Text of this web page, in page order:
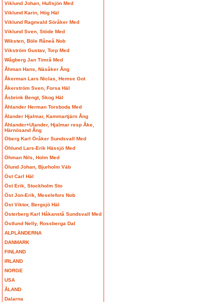
Viklund Johan, Hullsjön Med
Viklund Karin, Hög Häl
Viklund Ragnvald Söråker Med
Viklund Sven, Stöde Med
Wiksten, Böle Råneå Nob
Vikström Gustav, Torp Med
Wågberg Jan Timrå Med
Åhman Hans, Näsåker Ång
Åkerman Lars Niclas, Hemse Got
Åkerström Sven, Forsa Häl
Åsbrink Bengt, Skog Häl
Ählander Herman Torsboda Med
Älander Hjalmar, Kammartjärn Ång
Ählander+Ulander, Hjalmar resp Åke,
Härnösand Ång
Öberg Karl Öråker Sundsvall Med
Öhlund Lars-Erik Hässjö Med
Öhman Nils, Holm Med
Ölund Johan, Bjurholm Väb
Öst Carl Häl
Öst Erik, Stockholm Sto
Öst Jon-Erik, Meselefors Nob
Öst Viktor, Bergsjö Häl
Österberg Karl Håkanstå Sundsvall Med
Östlund Nelly, Rossberga Dal
ALPLÄNDERNA
DANMARK
FINLAND
IRLAND
NORGE
USA
ÅLAND
Dalarna